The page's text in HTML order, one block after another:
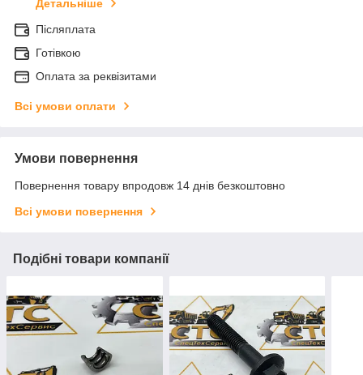
Детальніше
Післяплата
Готівкою
Оплата за реквізитами
Всі умови оплати
Умови повернення
Повернення товару впродовж 14 днів безкоштовно
Всі умови повернення
Подібні товари компанії